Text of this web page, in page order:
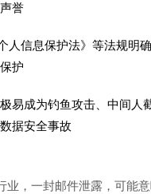
誉
人信息保护法》等法规明
护
易成为钓鱼攻击、中间人
据安全事故
业，一封邮件泄露，可能